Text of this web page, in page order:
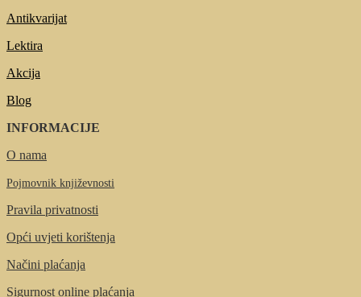
Antikvarijat
Lektira
Akcija
Blog
INFORMACIJE
O nama
Pojmovnik književnosti
Pravila privatnosti
Opći uvjeti korištenja
Načini plaćanja
Sigurnost online plaćanja